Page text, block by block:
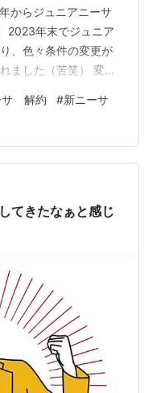
からジュニアニーサ
2023年末でジュニア
、色々条件の変更が
ました（苦笑） 変更
るとのことだったの
した。 しかし、2024
しました。 保有銘柄
なが選んだ銘柄3位」
以下です。 現在子供
サ 解約 #新ニーサ
てきたなぁと感じ